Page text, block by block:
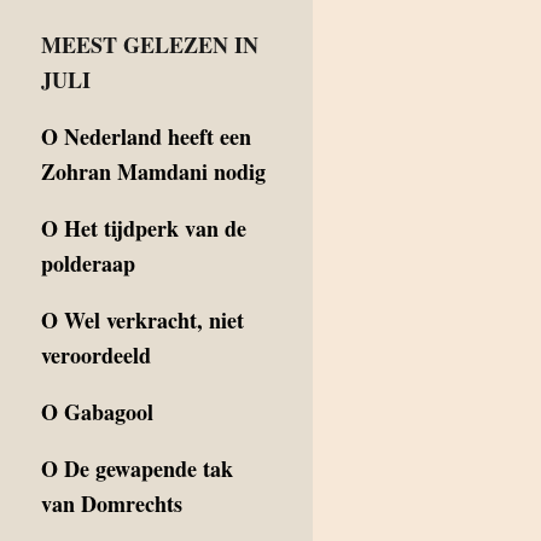
MEEST GELEZEN IN
JULI
ONederland heeft een
Zohran Mamdani nodig
OHet tijdperk van de
polderaap
OWel verkracht, niet
veroordeeld
OGabagool
ODe gewapende tak
van Domrechts